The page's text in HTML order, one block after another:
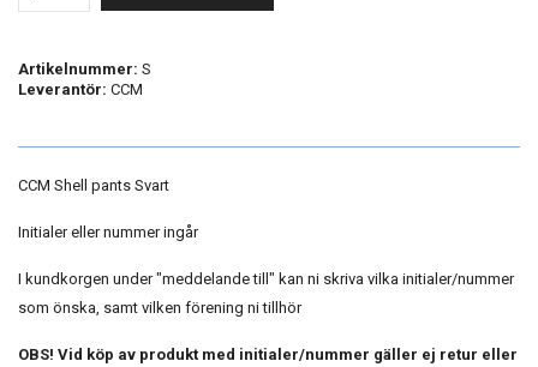
Artikelnummer: S
Leverantör: CCM
CCM Shell pants Svart
Initialer eller nummer ingår
I kundkorgen under "meddelande till" kan ni skriva vilka initialer/nummer
som önska, samt vilken förening ni tillhör
OBS! Vid köp av produkt med initialer/nummer gäller ej retur eller